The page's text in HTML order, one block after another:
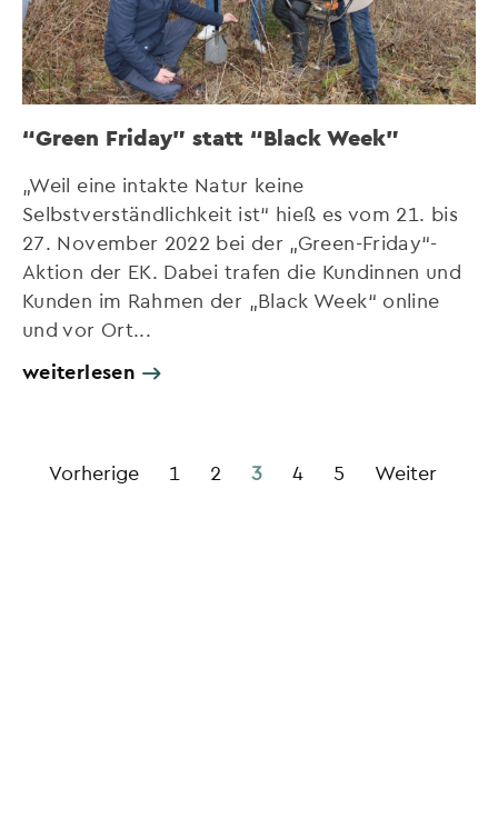
“Green Friday” statt “Black Week”
„Weil eine intakte Natur keine
Selbstverständlichkeit ist“ hieß es vom 21. bis
27. November 2022 bei der „Green-Friday“-
Aktion der EK. Dabei trafen die Kundinnen und
Kunden im Rahmen der „Black Week“ online
und vor Ort...
weiterlesen
Vorherige 1 2 3 4 5 Weiter